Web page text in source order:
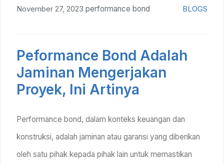
November 27, 2023 performance bond BLOGS
Peformance Bond Adalah
Jaminan Mengerjakan
Proyek, Ini Artinya
Performance bond, dalam konteks keuangan dan
konstruksi, adalah jaminan atau garansi yang diberikan
oleh satu pihak kepada pihak lain untuk memastikan